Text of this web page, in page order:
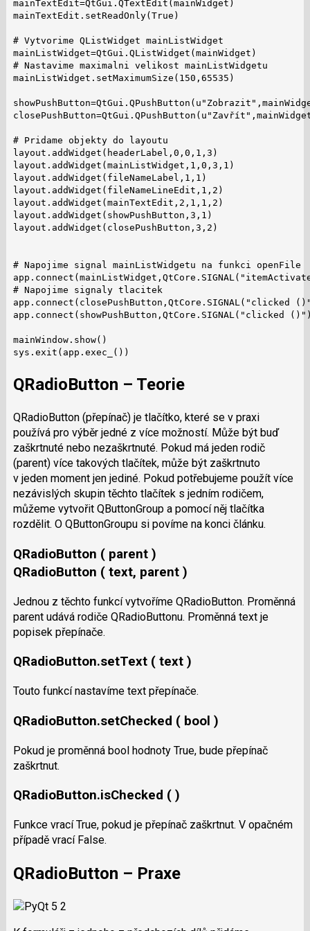
mainTextEdit=QtGui.QTextEdit(mainWidget)
mainTextEdit.setReadOnly(True)
# Vytvorime QListWidget mainListWidget
mainListWidget=QtGui.QListWidget(mainWidget)
# Nastavime maximalni velikost mainListWidgetu
mainListWidget.setMaximumSize(150,65535)
# Pridame objekty do layoutu
layout.addWidget(headerLabel,0,0,1,3)
layout.addWidget(mainListWidget,1,0,3,1)
layout.addWidget(fileNameLabel,1,1)
layout.addWidget(fileNameLineEdit,1,2)
layout.addWidget(mainTextEdit,2,1,1,2)
layout.addWidget(showPushButton,3,1)
layout.addWidget(closePushButton,3,2)
# Napojime signal mainListWidgetu na funkci openFile
# Napojime signaly tlacitek
app.connect(closePushButton,QtCore.SIGNAL("clicked
app.connect(showPushButton,QtCore.SIGNAL("clicked
mainWindow.show()
sys.exit(app.exec_())
QRadioButton – Teorie
QRadioButton (přepínač) je tlačítko, které se v praxi
používá pro výběr jedné z více možností. Může být buď
zaškrtnuté nebo nezaškrtnuté. Pokud má jeden rodič
(parent) více takových tlačítek, může být zaškrtnuto
v jeden moment jen jediné. Pokud potřebujeme použít více
nezávislých skupin těchto tlačítek s jedním rodičem,
můžeme vytvořit QButtonGroup a pomocí něj tlačítka
rozdělit. O QButtonGroupu si povíme na konci článku.
QRadioButton ( parent )
QRadioButton ( text, parent )
Jednou z těchto funkcí vytvoříme QRadioButton. Proměnná
parent udává rodiče QRadioButtonu. Proměnná text je
popisek přepínače.
QRadioButton.setText ( text )
Touto funkcí nastavíme text přepínače.
QRadioButton.setChecked ( bool )
Pokud je proměnná bool hodnoty True, bude přepínač
zaškrtnut.
QRadioButton.isChecked ( )
Funkce vrací True, pokud je přepínač zaškrtnut. V opačném
případě vrací False.
QRadioButton – Praxe